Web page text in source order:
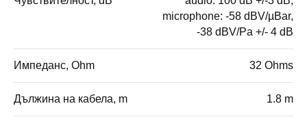
microphone: -58 dBV/µBar,
-38 dBV/Pa +/- 4 dB
Импеданс, Ohm 32 Ohms
Дължина на кабела, m 1.8 m